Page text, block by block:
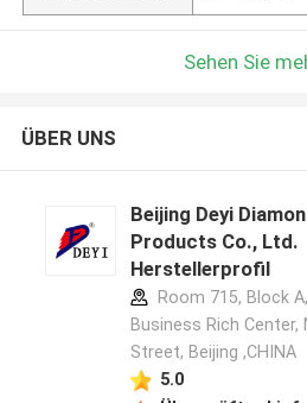
Sehen Sie
ÜBER UNS
Beijing Deyi
Products Co., Ltd.
Herstellerprofil
Room 715, Block
Business Rich Center,
Street, Beijing ,CHINA
5.0